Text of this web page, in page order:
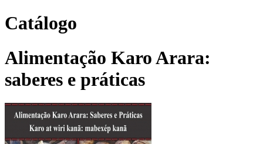
Catálogo
Alimentação Karo Arara:
saberes e práticas